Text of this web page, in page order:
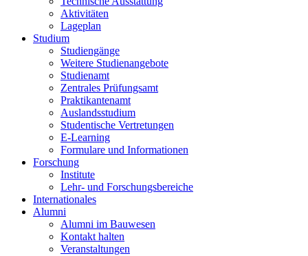
Aktivitäten
Lageplan
Studium
Studiengänge
Weitere Studienangebote
Studienamt
Zentrales Prüfungsamt
Praktikantenamt
Auslandsstudium
Studentische Vertretungen
E-Learning
Formulare und Informationen
Forschung
Institute
Lehr- und Forschungsbereiche
Internationales
Alumni
Alumni im Bauwesen
Kontakt halten
Veranstaltungen